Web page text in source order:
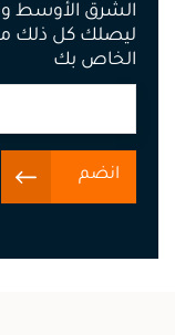
الشرق الأوسط
ليصلك كل ذلك
الخاص بك
انضم